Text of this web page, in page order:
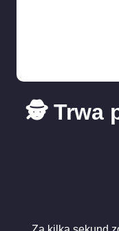
🕵️ Trwa